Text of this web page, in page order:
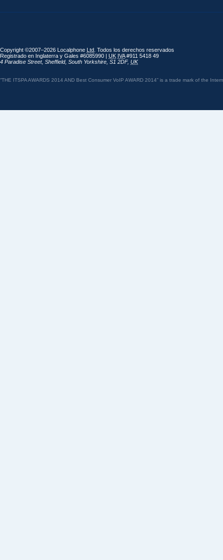
Copyright ©2007–2026 Localphone Ltd . Todos los derechos reservados
Registrado en Inglaterra y Gales #6085990 | UK IVA#911 5418 49
4 Paradise Street, Sheffield, South Yorkshire S1 2DF, UK
“THE ITSPA AWARDS 2014 AND Best Consumer VoIP AWARD 2014” is a trade mark of the